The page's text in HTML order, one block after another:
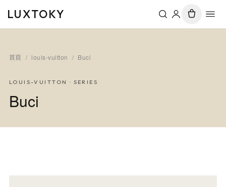
LUXTOKY
首頁 / louis-vuitton / Buci
LOUIS-VUITTON · SERIES
Buci